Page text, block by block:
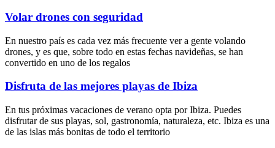
Volar drones con seguridad
En nuestro país es cada vez más frecuente ver a gente volando
drones, y es que, sobre todo en estas fechas navideñas, se han
convertido en uno de los regalos
Disfruta de las mejores playas de Ibiza
En tus próximas vacaciones de verano opta por Ibiza. Puedes
disfrutar de sus playas, sol, gastronomía, naturaleza, etc. Ibiza es una
de las islas más bonitas de todo el territorio